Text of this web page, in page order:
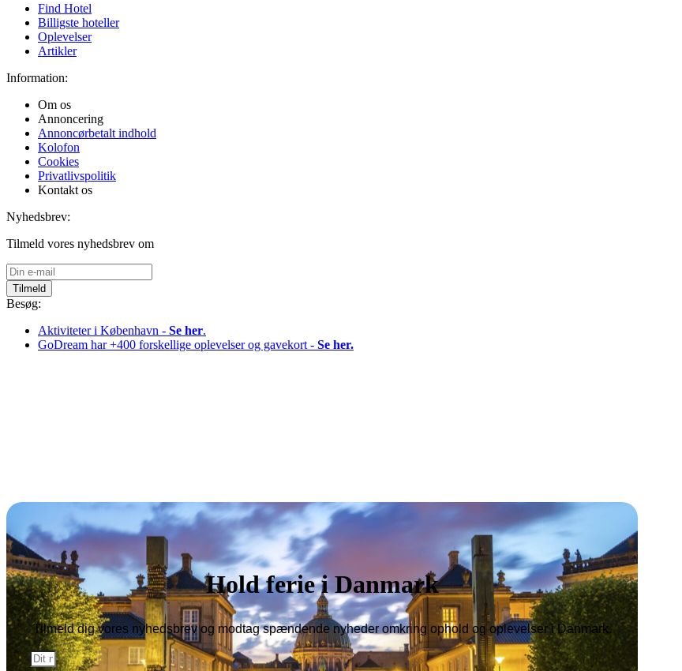
Find Hotel
Billigste hoteller
Oplevelser
Artikler
Information:
Om os
Annoncering
Annoncørbetalt indhold
Kolofon
Cookies
Privatlivspolitik
Kontakt os
Nyhedsbrev:
Tilmeld vores nyhedsbrev om
Tilmeld
Besøg:
Aktiviteter i København - Se her.
GoDream har +400 forskellige oplevelser og gavekort - Se her.
Hold ferie i Danmark
Tilmeld dig vores nyhedsbrev og modtag spændende nyheder omkring ophold og oplevelser i Danmark.